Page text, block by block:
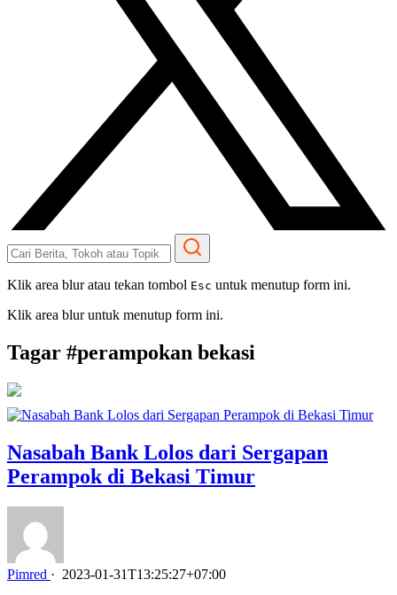
Klik area blur atau tekan tombol Esc untuk menutup form ini.
Klik area blur untuk menutup form ini.
Tagar #perampokan bekasi
Nasabah Bank Lolos dari Sergapan
Perampok di Bekasi Timur
Pimred · 2023-01-31T13:25:27+07:00